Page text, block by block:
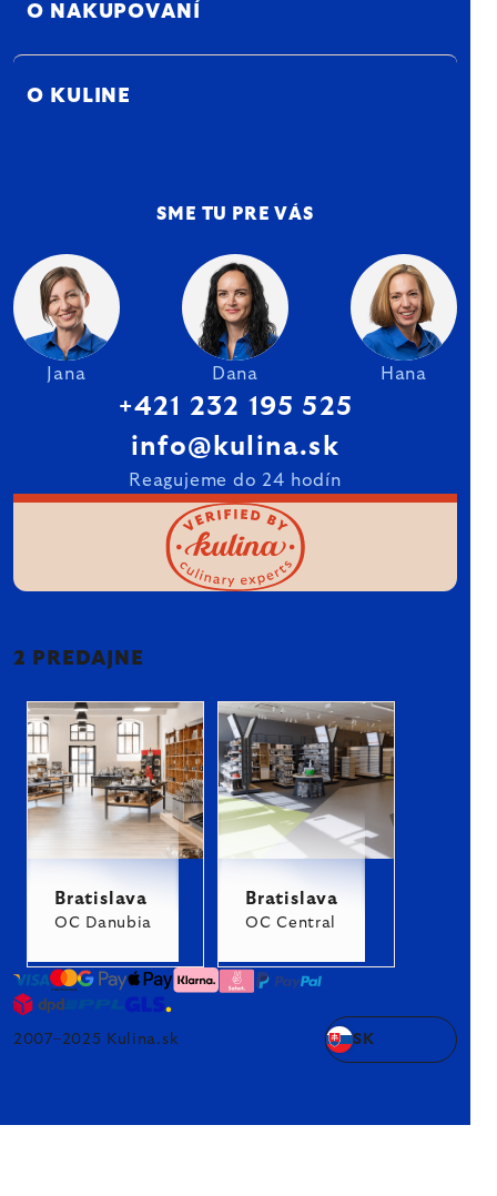
O NAKUPOVANÍ
O KULINE
SME TU PRE VÁS
Jana Dana Hana
+421 232 195 525
info@kulina.sk
Reagujeme do 24 hodín
2 PREDAJNE
Bratislava
OC Danubia
Bratislava
OC Central
2007–2025 Kulina.sk SK